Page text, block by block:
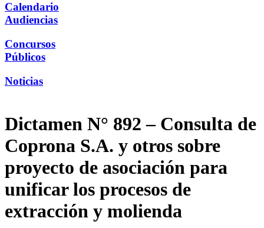
Calendario
Audiencias
Concursos
Públicos
Noticias
Dictamen N° 892 – Consulta de
Coprona S.A. y otros sobre
proyecto de asociación para
unificar los procesos de
extracción y molienda